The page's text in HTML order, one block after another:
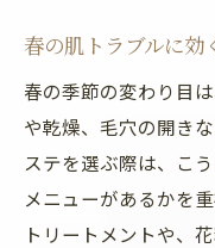
春におすす
ステ
季節変わり目
春の乾燥肌
春の肌トラブルに効
春の季節の変わり目
や乾燥、毛穴の開き
ステを選ぶ際は、こ
メニューがあるかを
トリートメントや、